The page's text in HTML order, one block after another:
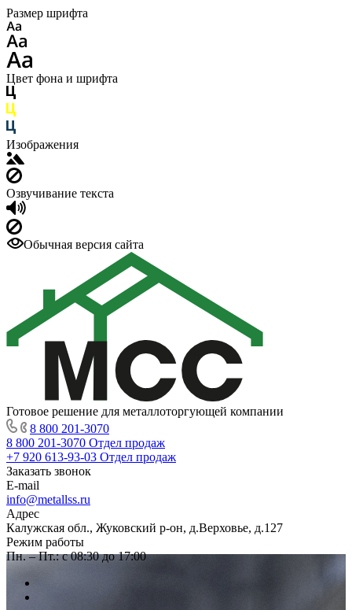
Размер шрифта
Цвет фона и шрифта
Изображения
Озвучивание текста
Обычная версия сайта
Готовое решение для металлоторгующей компании
8 800 201-3070
8 800 201-3070 Отдел продаж
+7 920 613-93-03 Отдел продаж
Заказать звонок
E-mail
info@metallss.ru
Адрес
Калужская обл., Жуковский р-он, д.Верховье, д.127
Режим работы
Пн. – Пт.: с 08:30 до 17:00